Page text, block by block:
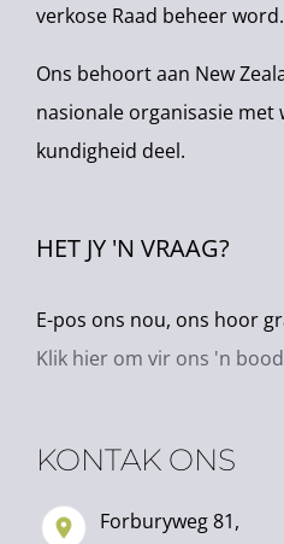
verkose Raad beheer word.
Ons behoort aan New
nasionale organisasie met
kundigheid deel.
HET JY 'N VRAAG?
E-pos ons nou, ons hoor
Klik hier om vir ons 'n
KONTAK ONS
Forburyweg 81,